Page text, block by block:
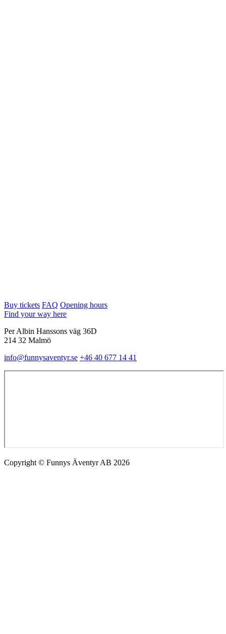
Buy tickets FAQ Opening hours
Find your way here
Per Albin Hanssons väg 36D
214 32 Malmö
info@funnysaventyr.se +46 40 677 14 41
Copyright © Funnys Äventyr AB 2026